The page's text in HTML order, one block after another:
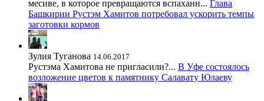
месиве, в которое превращаются вспаханн... Глава
Башкирии Рустэм Хамитов потребовал ускорить темпы
заготовки кормов
Зулия Туганова 14.06.2017
Рустэма Хамитова не пригласили?... В Уфе состоялось
возложение цветов к памятнику Салавату Юлаеву